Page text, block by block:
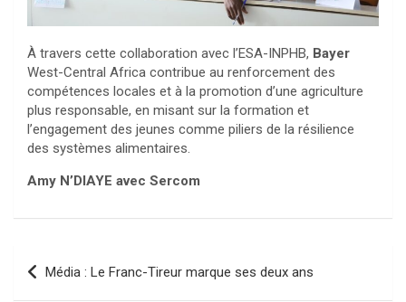
À travers cette collaboration avec l’ESA-INPHB, Bayer
West-Central Africa contribue au renforcement des
compétences locales et à la promotion d’une agriculture
plus responsable, en misant sur la formation et
l’engagement des jeunes comme piliers de la résilience
des systèmes alimentaires.
Amy N’DIAYE avec Sercom
Navigation
de
Média : Le Franc-Tireur marque ses deux ans